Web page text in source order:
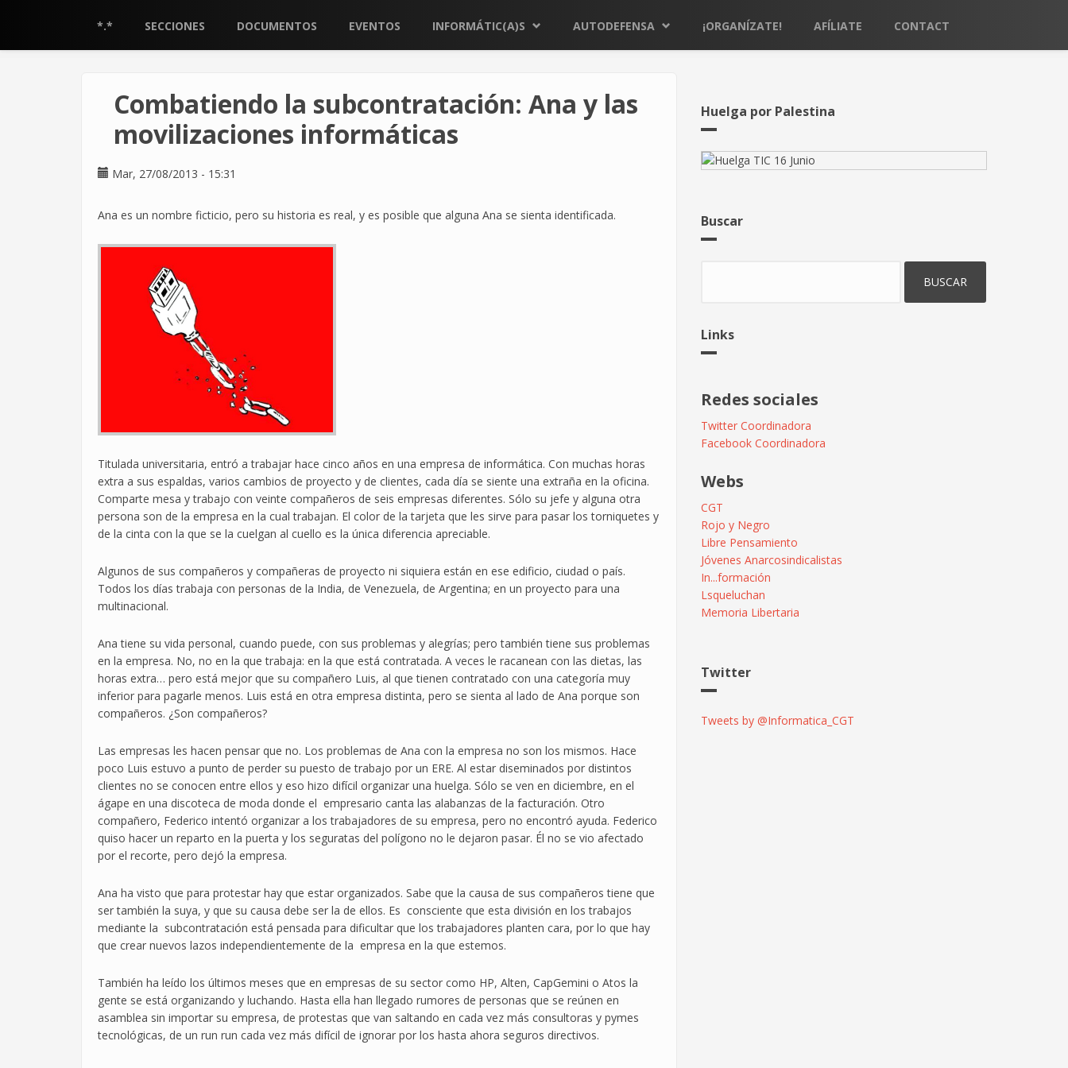
*.* SECCIONES DOCUMENTOS EVENTOS INFORMÁTIC(A)S AUTODEFENSA ¡ORGANÍZATE! AFÍLIATE CONTACT
Combatiendo la subcontratación: Ana y las
movilizaciones informáticas
Mar, 27/08/2013 - 15:31
Ana es un nombre ficticio, pero su historia es real, y es posible que alguna Ana se sienta identificada.
Titulada universitaria, entró a trabajar hace cinco años en una empresa de informática. Con muchas horas
extra a sus espaldas, varios cambios de proyecto y de clientes, cada día se siente una extraña en la oficina.
Comparte mesa y trabajo con veinte compañeros de seis empresas diferentes. Sólo su jefe y alguna otra
persona son de la empresa en la cual trabajan. El color de la tarjeta que les sirve para pasar los torniquetes y
de la cinta con la que se la cuelgan al cuello es la única diferencia apreciable.
Algunos de sus compañeros y compañeras de proyecto ni siquiera están en ese edificio, ciudad o país.
Todos los días trabaja con personas de la India, de Venezuela, de Argentina; en un proyecto para una
multinacional.
Ana tiene su vida personal, cuando puede, con sus problemas y alegrías; pero también tiene sus problemas
en la empresa. No, no en la que trabaja: en la que está contratada. A veces le racanean con las dietas, las
horas extra… pero está mejor que su compañero Luis, al que tienen contratado con una categoría muy
inferior para pagarle menos. Luis está en otra empresa distinta, pero se sienta al lado de Ana porque son
compañeros. ¿Son compañeros?
Las empresas les hacen pensar que no. Los problemas de Ana con la empresa no son los mismos. Hace
poco Luis estuvo a punto de perder su puesto de trabajo por un ERE. Al estar diseminados por distintos
clientes no se conocen entre ellos y eso hizo difícil organizar una huelga. Sólo se ven en diciembre, en el
ágape en una discoteca de moda donde el empresario canta las alabanzas de la facturación. Otro
compañero, Federico intentó organizar a los trabajadores de su empresa, pero no encontró ayuda. Federico
quiso hacer un reparto en la puerta y los seguratas del polígono no le dejaron pasar. Él no se vio afectado
por el recorte, pero dejó la empresa.
Ana ha visto que para protestar hay que estar organizados. Sabe que la causa de sus compañeros tiene que
ser también la suya, y que su causa debe ser la de ellos. Es consciente que esta división en los trabajos
mediante la subcontratación está pensada para dificultar que los trabajadores planten cara, por lo que hay
que crear nuevos lazos independientemente de la empresa en la que estemos.
También ha leído los últimos meses que en empresas de su sector como HP, Alten, CapGemini o Atos la
gente se está organizando y luchando. Hasta ella han llegado rumores de personas que se reúnen en
asamblea sin importar su empresa, de protestas que van saltando en cada vez más consultoras y pymes
tecnológicas, de un run run cada vez más difícil de ignorar por los hasta ahora seguros directivos.
Huelga por Palestina
Buscar
Links
Redes sociales
Twitter Coordinadora
Facebook Coordinadora
Webs
CGT
Rojo y Negro
Libre Pensamiento
Jóvenes Anarcosindicalistas
In...formación
Lsqueluchan
Memoria Libertaria
Twitter
Tweets by @Informatica_CGT